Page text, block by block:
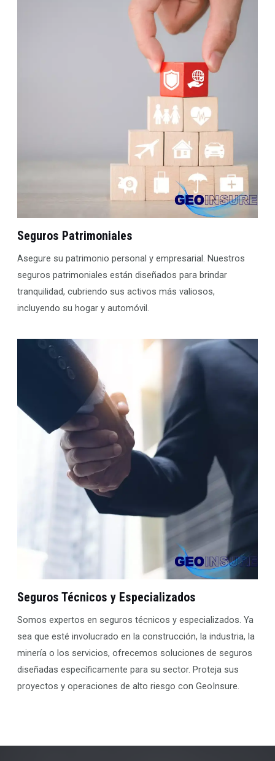
Seguros Patrimoniales
Asegure su patrimonio personal y empresarial. Nuestros
seguros patrimoniales están diseñados para brindar
tranquilidad, cubriendo sus activos más valiosos,
incluyendo su hogar y automóvil.
Seguros Técnicos y Especializados
Somos expertos en seguros técnicos y especializados. Ya
sea que esté involucrado en la construcción, la industria, la
minería o los servicios, ofrecemos soluciones de seguros
diseñadas específicamente para su sector. Proteja sus
proyectos y operaciones de alto riesgo con GeoInsure.